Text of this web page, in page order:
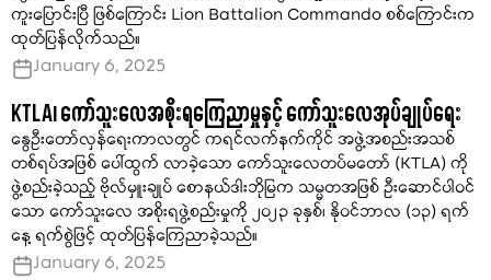
ကူးပြောင်းပြီ ဖြစ်ကြောင်း Lion Battalion Commando စစ်ကြောင်းက
ထုတ်ပြန်လိုက်သည်။
January 6, 2025
KTLA၊ ကော်သူးလေအစိုးရကြေညာမှုနှင့် ကော်သူးလေအုပ်ချုပ်ရေး
နွေဦးတော်လှန်ရေးကာလတွင် ကရင်လက်နက်ကိုင် အဖွဲ့အစည်းအသစ်
တစ်ရပ်အဖြစ် ပေါ်ထွက် လာခဲ့သော ကော်သူးလေတပ်မတော် (KTLA) ကို
ဖွဲ့စည်းခဲ့သည့် ဗိုလ်မှူးချုပ် စောနယ်ဒါးဘိုမြက သမ္မတအဖြစ် ဦးဆောင်ပါဝင်
သော ကော်သူးလေ အစိုးရဖွဲ့စည်းမှုကို ၂၀၂၃ ခုနှစ်၊ နိုဝင်ဘာလ (၁၃) ရက်
နေ့ ရက်စွဲဖြင့် ထုတ်ပြန်ကြေညာခဲ့သည်။
January 6, 2025